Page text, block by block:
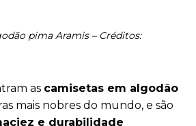
pima Aramis – Créditos:
as camisetas em algodão
mais nobres do mundo, e são
e durabilidade